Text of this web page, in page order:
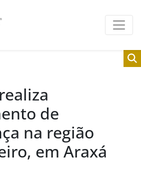
de
na região
em Araxá